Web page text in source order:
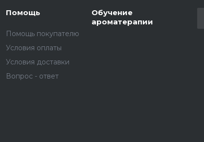
Помощь
Помощь покупателю
Условия оплаты
Условия доставки
Вопрос - ответ
Обучение
ароматерапии